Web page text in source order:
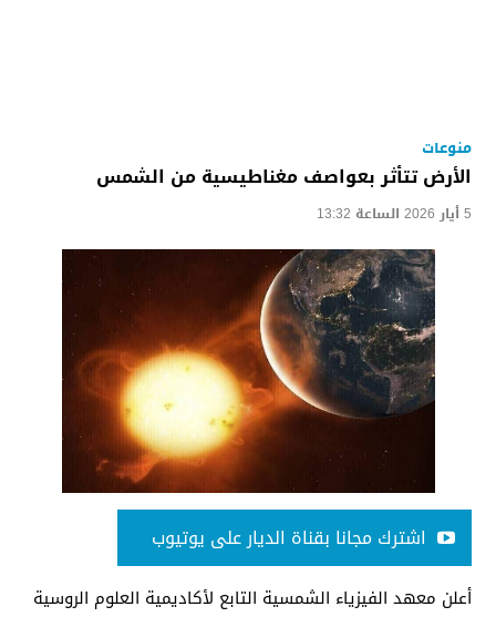
منوعات
الأرض تتأثر بعواصف مغناطيسية من الشمس
5 أيار 2026 الساعة 13:32
اشترك مجانا بقناة الديار على يوتيوب
أعلن معهد الفيزياء الشمسية التابع لأكاديمية العلوم الروسية